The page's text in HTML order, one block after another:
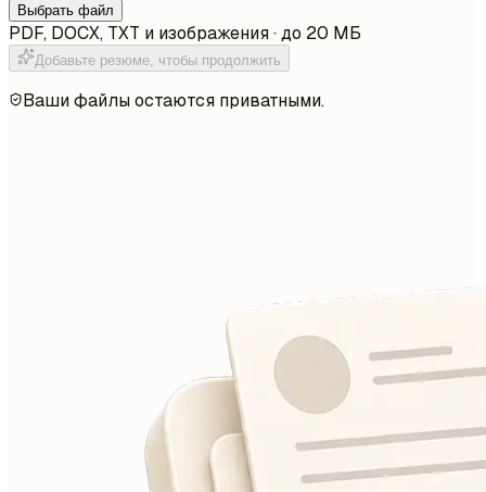
Выбрать файл
PDF, DOCX, TXT и изображения · до 20 МБ
Добавьте резюме, чтобы продолжить
Ваши файлы остаются приватными.